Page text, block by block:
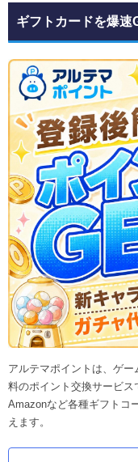
ギフトカードを爆速
アルテマポイントは、ゲ
料のポイント交換サービス
Amazonなど各種ギフトコ
えます。